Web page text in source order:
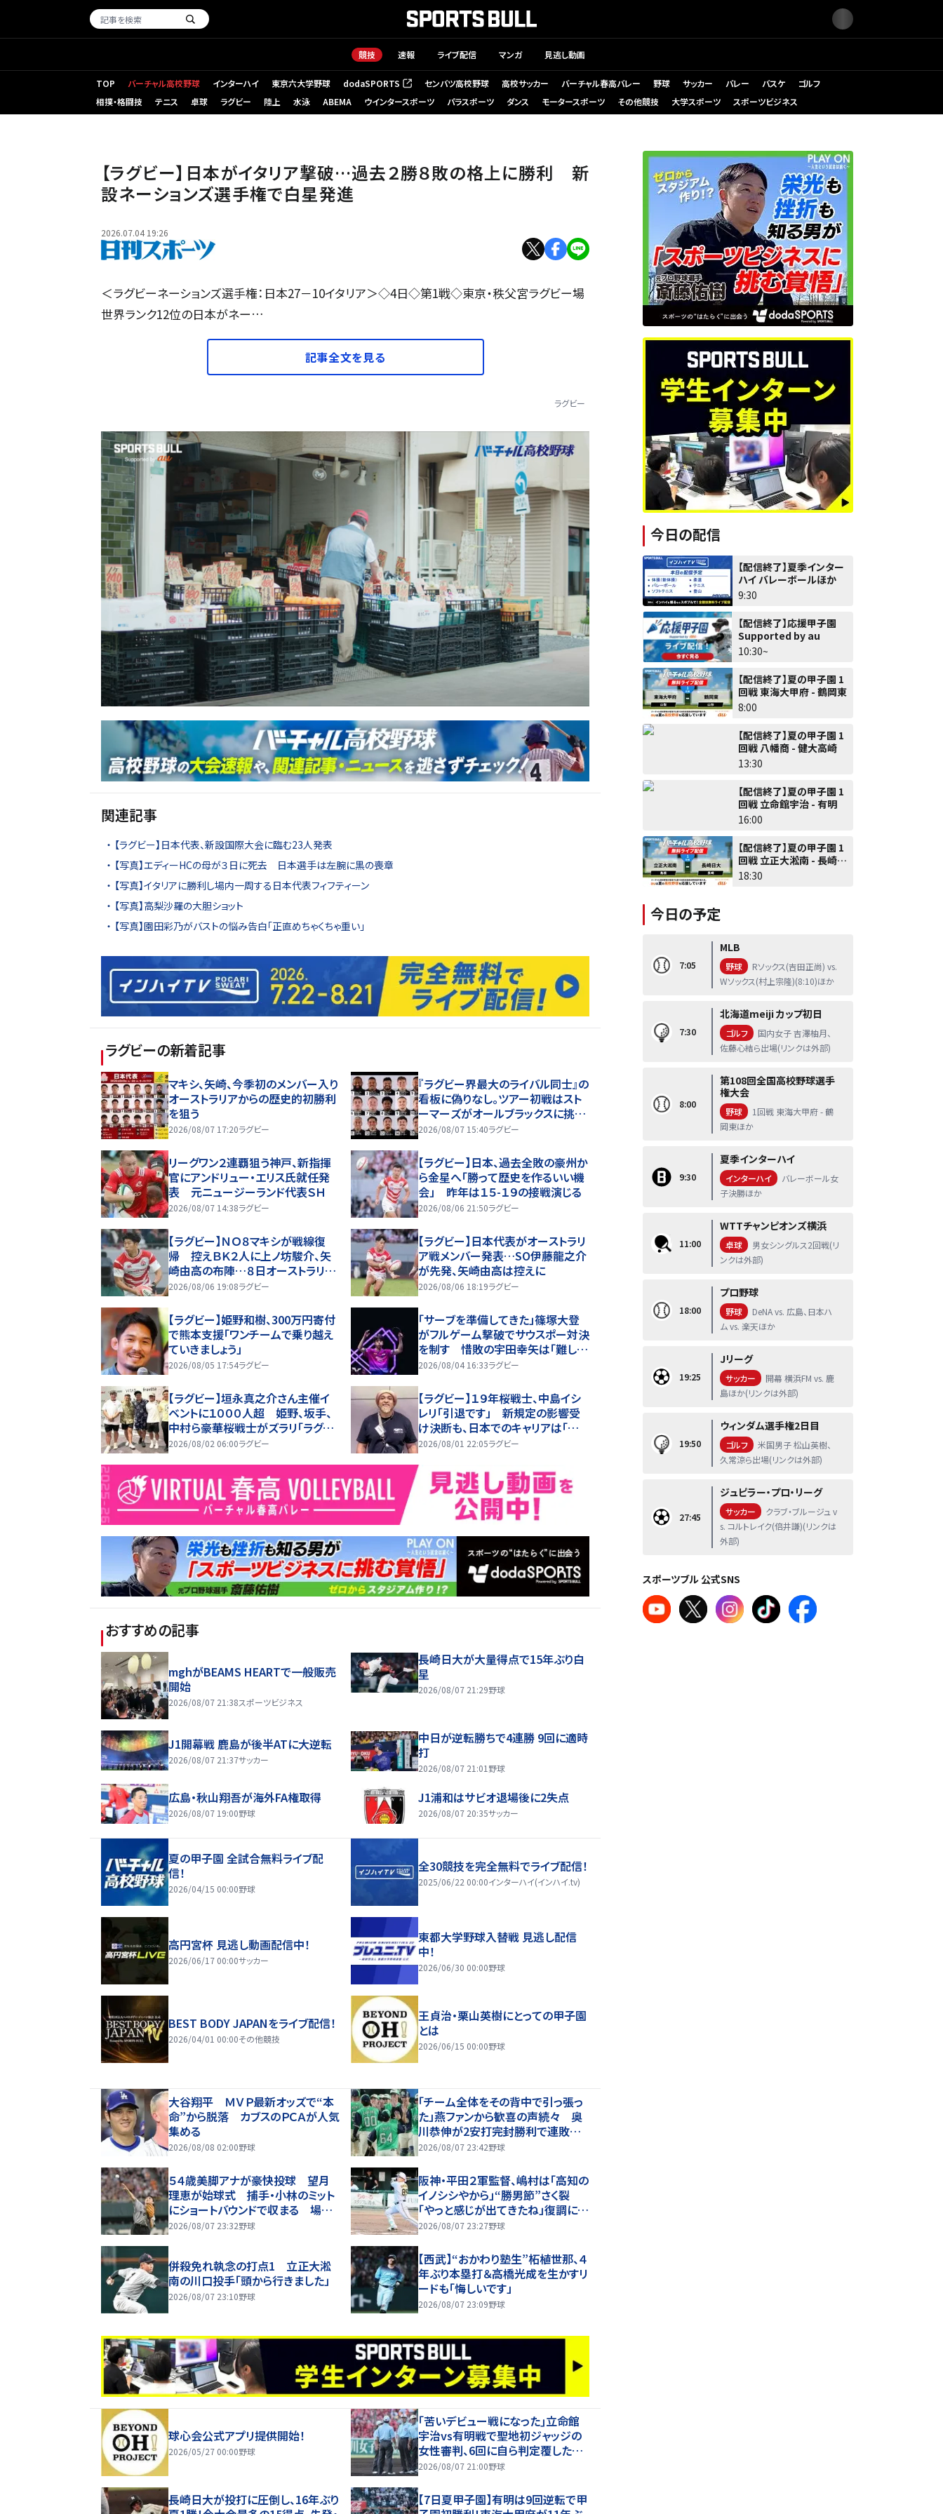
競技 速報 ライブ配信 マンガ 見逃し動画
TOP バーチャル高校野球 インターハイ 東京六大学野球 dodaSPORTS
（新しいタブで開く） センバツ高校野球 高校サッカー バーチャル春高バレー 野球 サッカー バレー バスケ
ゴルフ
相撲・格闘技
テニス 卓球 ラグビー 陸上 水泳 ABEMA ウインタースポーツ パラスポーツ ダンス モータースポーツ その他競技 大学スポーツ
スポーツビジネス
【ラグビー】日本がイタリア撃破…過去２勝８敗の格上に勝利 新
設ネーションズ選手権で白星発進
2026.07.04 19:26
＜ラグビーネーションズ選手権：日本27－10イタリア＞◇4日◇第1戦◇東京・秩父宮ラグビー場
世界ランク12位の日本がネー…
記事全文を見る
ラグビー
関連記事
【ラグビー】日本代表、新設国際大会に臨む23人発表
【写真】エディーHCの母が３日に死去 日本選手は左腕に黒の喪章
【写真】イタリアに勝利し場内一周する日本代表フィフティーン
【写真】高梨沙羅の大胆ショット
【写真】園田彩乃がバストの悩み告白「正直めちゃくちゃ重い」
ラグビーの新着記事
マキシ、矢崎、今季初のメンバー入り
オーストラリアからの歴史的初勝利
を狙う
2026/08/07 17:20ラグビー
『ラグビー界最大のライバル同士』の
看板に偽りなし。ツアー初戦はスト
ーマーズがオールブラックスに挑
む。歴史を刻めるか
2026/08/07 15:40ラグビー
リーグワン２連覇狙う神戸、新指揮
官にアンドリュー・エリス氏就任発
表 元ニュージーランド代表ＳＨ
2026/08/07 14:38ラグビー
【ラグビー】日本、過去全敗の豪州か
ら金星へ「勝って歴史を作るいい機
会」 昨年は１５-１９の接戦演じる
2026/08/06 21:50ラグビー
【ラグビー】ＮＯ８マキシが戦線復
帰 控えＢＫ２人に上ノ坊駿介、矢
崎由高の布陣…８日オーストラリア
戦
2026/08/06 19:08ラグビー
【ラグビー】日本代表がオーストラリ
ア戦メンバー発表…SO伊藤龍之介
が先発、矢崎由高は控えに
2026/08/06 18:19ラグビー
【ラグビー】姫野和樹、300万円寄付
で熊本支援「ワンチームで乗り越え
ていきましょう」
2026/08/05 17:54ラグビー
「サーブを準備してきた」篠塚大登
がフルゲーム撃破でサウスポー対決
を制す 惜敗の宇田幸矢は「難しい
試合」【WTTチャンピオンズ横浜202
2026/08/04 16:33ラグビー
【ラグビー】垣永真之介さん主催イ
ベントに１０００人超 姫野、坂手、
中村ら豪華桜戦士がズラリ「ラグビ
ーは、会えるのが良さ」
2026/08/02 06:00ラグビー
【ラグビー】１９年桜戦士、中島イシ
レリ「引退です」 新規定の影響受
け決断も、日本でのキャリアは「楽し
かった。いい思い出」
2026/08/01 22:05ラグビー
おすすめの記事
mghがBEAMS HEARTで一般販売
開始
2026/08/07 21:38スポーツビジネス
長崎日大が大量得点で15年ぶり白
星
2026/08/07 21:29野球
J1開幕戦 鹿島が後半ATに大逆転
2026/08/07 21:37サッカー
中日が逆転勝ちで4連勝 9回に適時
打
2026/08/07 21:01 野球
広島・秋山翔吾が海外FA権取得
2026/08/07 19:00野球
J1浦和はサビオ退場後に2失点
2026/08/07 20:35サッカー
夏の甲子園 全試合無料ライブ配
信！
2026/04/15 00:00野球
全30競技を完全無料でライブ配信！
2025/06/22 00:00インターハイ(インハイ.tv)
高円宮杯 見逃し動画配信中！
2026/06/17 00:00サッカー
東都大学野球入替戦 見逃し配信
中！
2026/06/30 00:00野球
BEST BODY JAPANをライブ配信！
2026/04/01 00:00その他競技
王貞治・栗山英樹にとっての甲子園
とは
2026/06/15 00:00野球
大谷翔平 ＭＶＰ最新オッズで“本
命”から脱落 カブスのＰＣＡが人気
集める
2026/08/08 02:00野球
「チーム全体をその背中で引っ張っ
た」燕ファンから歓喜の声続々 奥
川恭伸が2安打完封勝利で連敗スト
ップ「まさに頼れるエースの仕事！」
2026/08/07 23:42野球
５４歳美脚アナが豪快投球 望月
理恵が始球式 捕手・小林のミット
にショートバウンドで収まる 場内
歓声
2026/08/07 23:32野球
阪神・平田２軍監督、嶋村は「高知の
イノシシやから」“勝男節”さく裂
「やっと感じが出てきたね」復調に太
鼓判【一問一答】
2026/08/07 23:27野球
併殺免れ執念の打点1 立正大淞
南の川口投手「頭から行きました」
2026/08/07 23:10野球
【西武】“おかわり塾生”柘植世那、４
年ぶり本塁打＆高橋光成を生かすリ
ードも「悔しいです」
2026/08/07 23:09野球
球心会公式アプリ提供開始！
2026/05/27 00:00野球
｢苦いデビュー戦になった｣立命館
宇治vs有明戦で聖地初ジャッジの
女性審判、6回に自ら判定覆したプ
レーを謝罪【26年夏甲子園】
2026/08/07 21:00野球
長崎日大が投打に圧倒し、16年ぶり
【7日夏甲子園】有明は9回逆転で甲
今日の配信
【配信終了】夏季インター
ハイ バレーボールほか
9:30
【配信終了】応援甲子園
Supported by au
10:30~
【配信終了】夏の甲子園 1
回戦 東海大甲府 - 鶴岡東
8:00
【配信終了】夏の甲子園 1
回戦 八幡商 - 健大高崎
13:30
【配信終了】夏の甲子園 1
回戦 立命館宇治 - 有明
16:00
【配信終了】夏の甲子園 1
回戦 立正大淞南 - 長崎日
大
18:30
今日の予定
7:05
MLB
野球
Rソックス(吉田正尚) vs.
Wソックス(村上宗隆)(8:10)ほか
7:30
北海道meiji カップ初日
ゴルフ
国内女子 吉澤柚月、
佐藤心結ら出場(リンクは外部)
8:00
第108回全国高校野球選手
権大会
野球
1回戦 東海大甲府 - 鶴
岡東ほか
9:30
夏季インターハイ
インターハイ
バレーボール女
子決勝ほか
11:00
WTTチャンピオンズ横浜
卓球
男女シングルス2回戦(リ
ンクは外部)
18:00
プロ野球
野球
DeNA vs. 広島、日本ハ
ム vs. 楽天ほか
19:25
Jリーグ
サッカー
開幕 横浜FM vs. 鹿
島ほか(リンクは外部)
19:50
ウィンダム選手権2日目
ゴルフ
米国男子 松山英樹、
久常涼ら出場(リンクは外部)
27:45
ジュピラー・プロ・リーグ
サッカー
クラブ・ブルージュ v
s. コルトレイク(倍井謙)(リンクは
外部)
スポーツブル 公式SNS